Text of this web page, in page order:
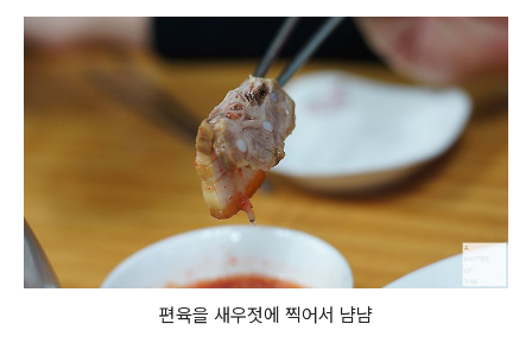
편육을 새우젓에 찍어서 냠냠